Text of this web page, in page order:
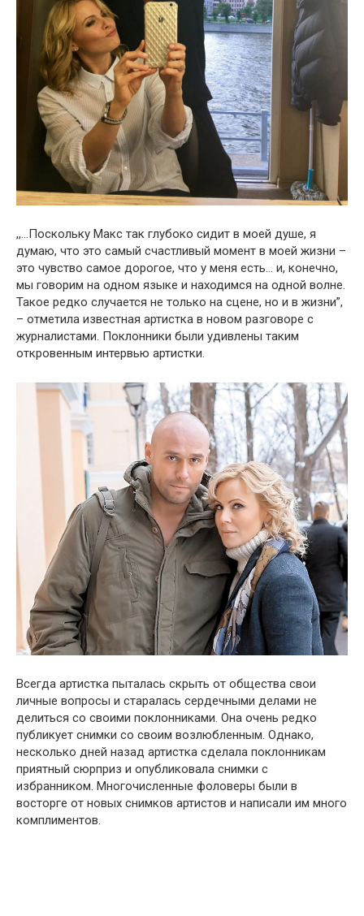
,,…Поскольку Макс так глубоко сидит в моей душе, я
думаю, что это самый счастливый момент в моей жизни –
это чувство самое дорогое, что у меня есть… и, конечно,
мы говорим на одном языке и находимся на одной волне.
Такое редко случается не только на сцене, но и в жизни”,
– отметила известная артистка в новом разговоре с
журналистами. Поклонники были удивлены таким
откровенным интервью артистки.
Всегда артистка пыталась скрыть от общества свои
личные вопросы и старалась сердечными делами не
делиться со своими поклонниками. Она очень редко
публикует снимки со своим возлюбленным. Однако,
несколько дней назад артистка сделала поклонникам
приятный сюрприз и опубликовала снимки с
избранником. Многочисленные фоловеры были в
восторге от новых снимков артистов и написали им много
комплиментов.